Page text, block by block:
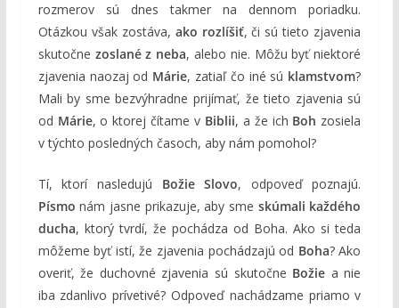
rozmerov sú dnes takmer na dennom poriadku.
Otázkou však zostáva, ako rozlíšiť, či sú tieto zjavenia
skutočne zoslané z neba, alebo nie. Môžu byť niektoré
zjavenia naozaj od Márie, zatiaľ čo iné sú klamstvom?
Mali by sme bezvýhradne prijímať, že tieto zjavenia sú
od Márie, o ktorej čítame v Biblii, a že ich Boh zosiela
v týchto posledných časoch, aby nám pomohol?
Tí, ktorí nasledujú Božie Slovo, odpoveď poznajú.
Písmo nám jasne prikazuje, aby sme skúmali každého
ducha, ktorý tvrdí, že pochádza od Boha. Ako si teda
môžeme byť istí, že zjavenia pochádzajú od Boha? Ako
overiť, že duchovné zjavenia sú skutočne Božie a nie
iba zdanlivo prívetivé? Odpoveď nachádzame priamo v